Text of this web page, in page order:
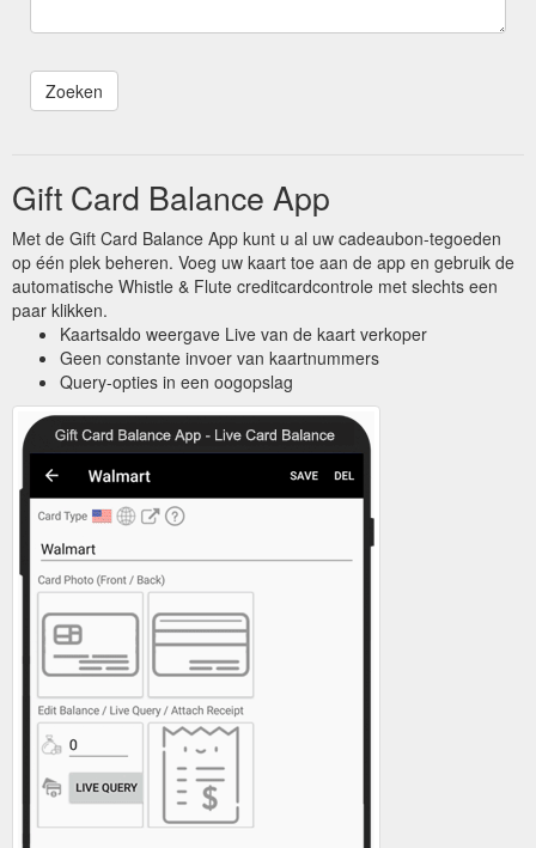
Gift Card Balance App
Met de Gift Card Balance App kunt u al uw cadeaubon-tegoeden
op één plek beheren. Voeg uw kaart toe aan de app en gebruik de
automatische Whistle & Flute creditcardcontrole met slechts een
paar klikken.
Kaartsaldo weergave Live van de kaart verkoper
Geen constante invoer van kaartnummers
Query-opties in een oogopslag